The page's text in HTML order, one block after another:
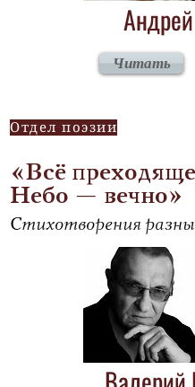
Читать
Отдел поэзии
«Всё
Небо — вечно»
Стихотворения